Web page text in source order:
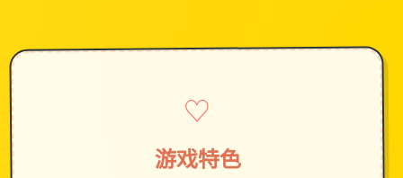
♡
游戏特色